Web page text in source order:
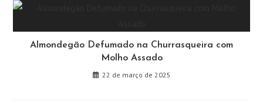
Almondegão Defumado na Churrasqueira com
Molho Assado
22 de março de 2025